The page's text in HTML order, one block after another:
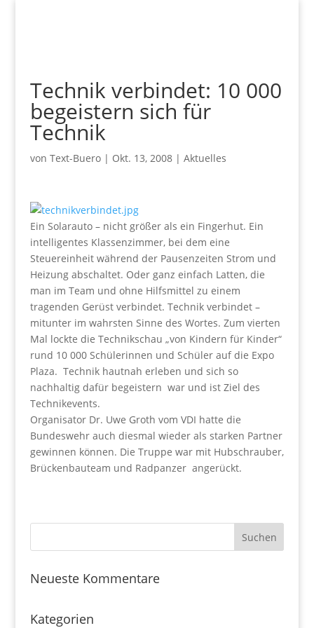
Technik verbindet: 10 000
begeistern sich für
Technik
von Text-Buero| Okt. 13, 2008| Aktuelles
Ein Solarauto – nicht größer als ein Fingerhut. Ein
intelligentes Klassenzimmer, bei dem eine
Steuereinheit während der Pausenzeiten Strom und
Heizung abschaltet. Oder ganz einfach Latten, die
man im Team und ohne Hilfsmittel zu einem
tragenden Gerüst verbindet. Technik verbindet –
mitunter im wahrsten Sinne des Wortes. Zum vierten
Mal lockte die Technikschau „von Kindern für Kinder“
rund 10 000 Schülerinnen und Schüler auf die Expo
Plaza. Technik hautnah erleben und sich so
nachhaltig dafür begeistern war und ist Ziel des
Technikevents.
Organisator Dr. Uwe Groth vom VDI hatte die
Bundeswehr auch diesmal wieder als starken Partner
gewinnen können. Die Truppe war mit Hubschrauber,
Brückenbauteam und Radpanzer angerückt.
Neueste Kommentare
Kategorien